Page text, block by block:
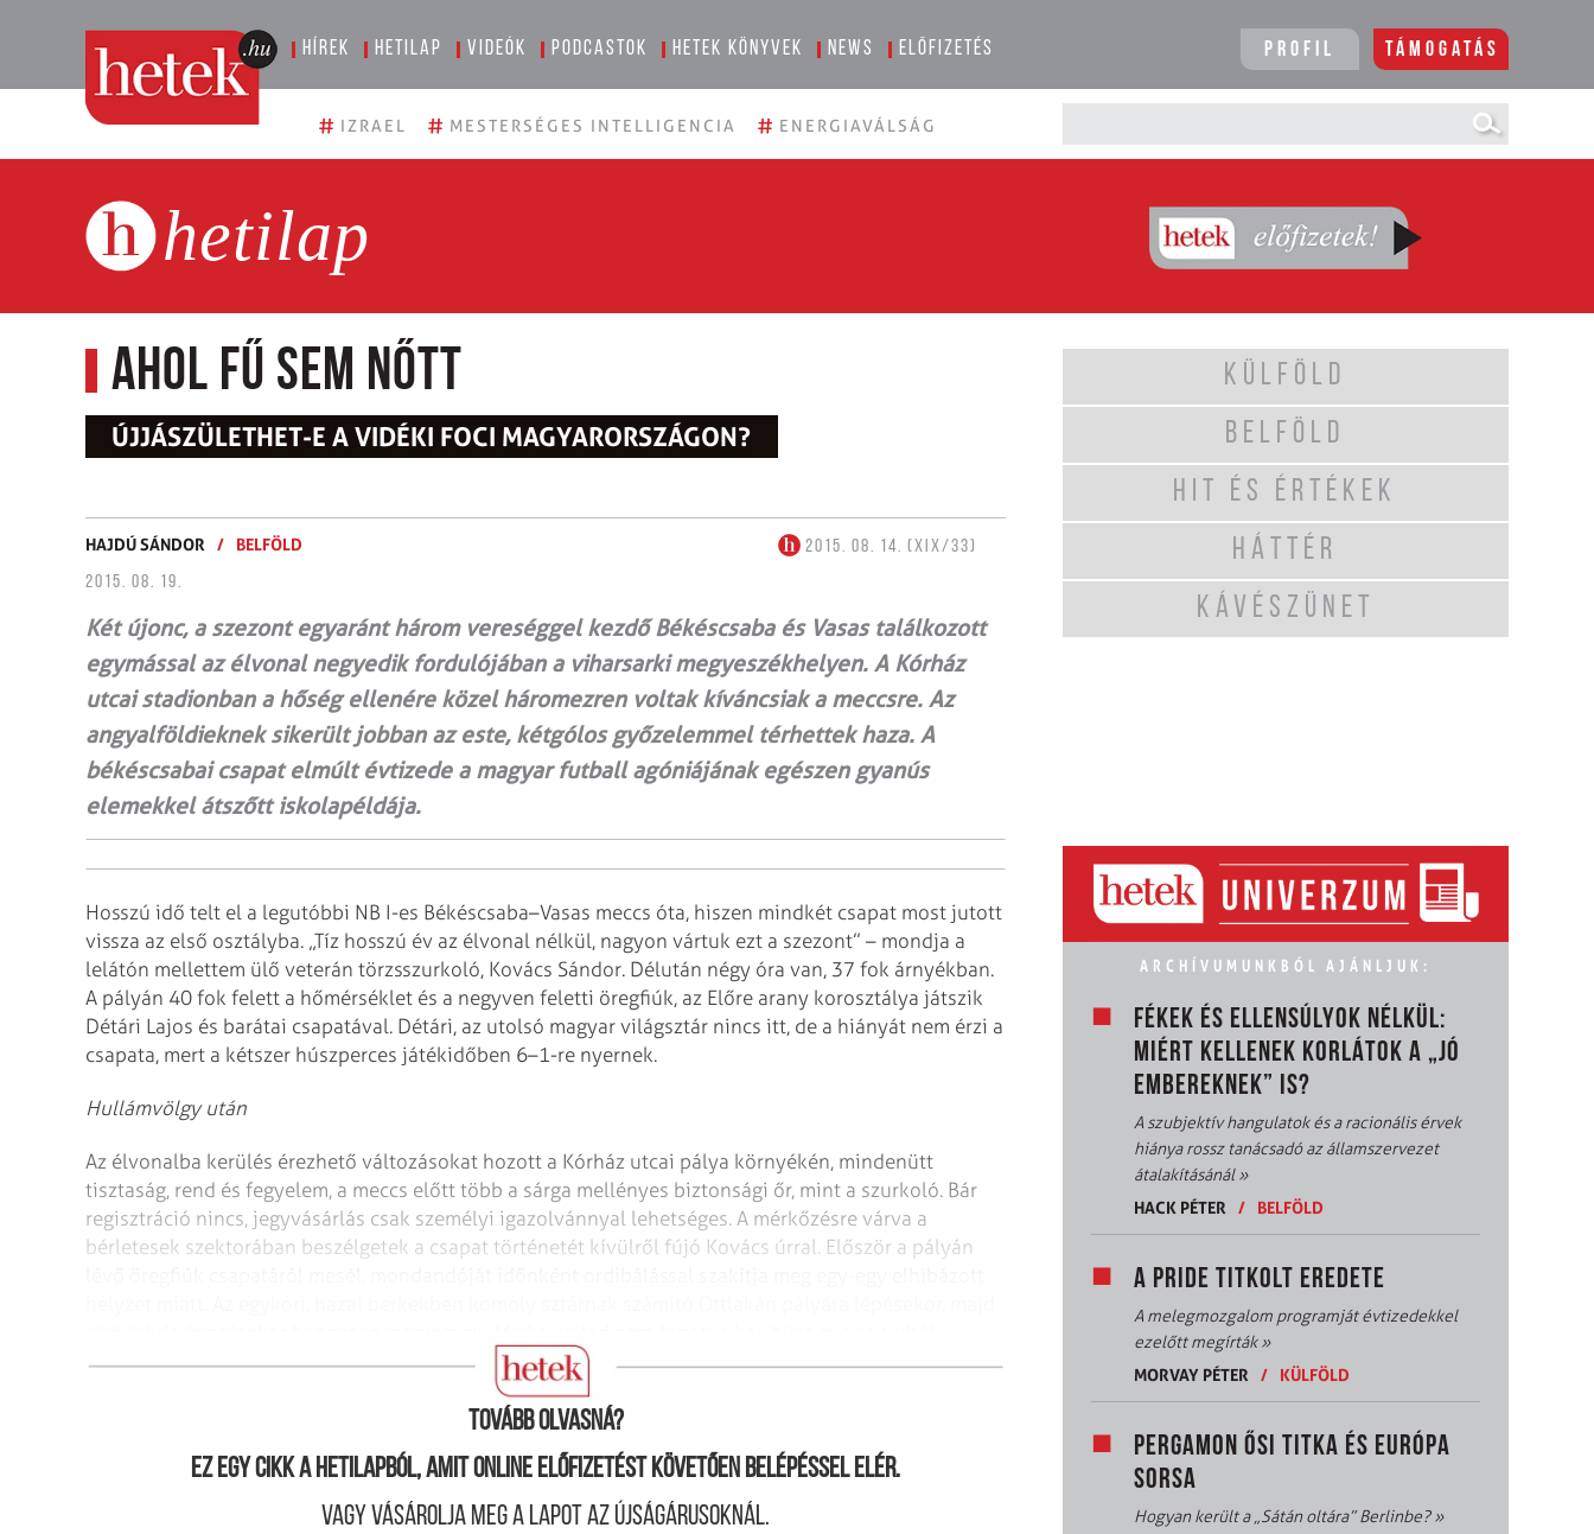
Hírek Hetilap Videók Podcastok Hetek könyvek News Előfizetés Profil Támogatás
# IZRAEL # MESTERSÉGES INTELLIGENCIA # ENERGIAVÁLSÁG
hetilap
Ahol fű sem nőtt
ÚJJÁSZÜLETHET-E A VIDÉKI FOCI MAGYARORSZÁGON?
HAJDÚ SÁNDOR / BELFÖLD
2015. 08. 14. (XIX/33)
2015. 08. 19.
Két újonc, a szezont egyaránt három vereséggel kezdő Békéscsaba és Vasas találkozott
egymással az élvonal negyedik fordulójában a viharsarki megyeszékhelyen. A Kórház
utcai stadionban a hőség ellenére közel háromezren voltak kíváncsiak a meccsre. Az
angyalföldieknek sikerült jobban az este, kétgólos győzelemmel térhettek haza. A
békéscsabai csapat elmúlt évtizede a magyar futball agóniájának egészen gyanús
elemekkel átszőtt iskolapéldája.
Hosszú idő telt el a legutóbbi NB I-es Békéscsaba–Vasas meccs óta, hiszen mindkét csapat most jutott
vissza az első osztályba. „Tíz hosszú év az élvonal nélkül, nagyon vártuk ezt a szezont” – mondja a
lelátón mellettem ülő veterán törzsszurkoló, Kovács Sándor. Délután négy óra van, 37 fok árnyékban.
A pályán 40 fok felett a hőmérséklet és a negyven feletti öregfiúk, az Előre arany korosztálya játszik
Détári Lajos és barátai csapatával. Détári, az utolsó magyar világsztár nincs itt, de a hiányát nem érzi a
csapata, mert a kétszer húszperces játékidőben 6–1-re nyernek.
Hullámvölgy után
Az élvonalba kerülés érezhető változásokat hozott a Kórház utcai pálya környékén, mindenütt
tisztaság, rend és fegyelem, a meccs előtt több a sárga mellényes biztonsági őr, mint a szurkoló. Bár
regisztráció nincs, jegyvásárlás csak személyi igazolvánnyal lehetséges. A mérkőzésre várva a
bérletesek szektorában beszélgetek a csapat történetét kívülről fújó Kovács úrral. Először a pályán
egyenest rúgni a labdába, most se megy”.
Tovább olvasná?
Ez egy cikk a hetilapból, amit online előfizetést követően belépéssel elér.
Vagy vásárolja meg a lapot az újságárusoknál.
KÜLFÖLD
BELFÖLD
HIT ÉS ÉRTÉKEK
HÁTTÉR
KÁVÉSZÜNET
ARCHÍVUMUNKBÓL AJÁNLJUK:
FÉKEK ÉS ELLENSÚLYOK NÉLKÜL:
MIÉRT KELLENEK KORLÁTOK A „JÓ
EMBEREKNEK” IS?
A szubjektív hangulatok és a racionális érvek
hiánya rossz tanácsadó az államszervezet
átalakításánál»
HACK PÉTER
/ BELFÖLD
A PRIDE TITKOLT EREDETE
A melegmozgalom programját évtizedekkel
ezelőtt megírták»
MORVAY PÉTER
/ KÜLFÖLD
PERGAMON ŐSI TITKA ÉS EURÓPA
SORSA
Hogyan került a „Sátán oltára” Berlinbe?»